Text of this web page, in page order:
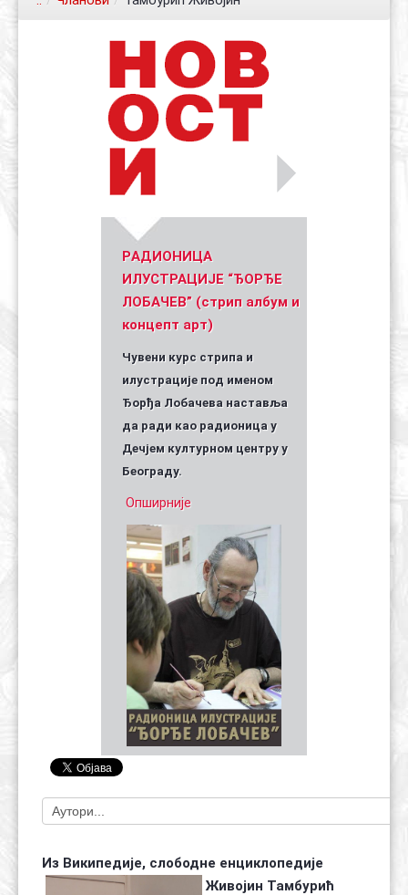
Уметник стрипа и духа Геза Шетет
(Биографија и стрипографија)
PАДИОНИЦА
ИЛУСТРАЦИЈЕ “ЂОРЂЕ
ЛОБАЧЕВ” (стрип албум и
концепт арт)
Чувени курс стрипа и
илустрације под именом
Ђорђа Лобачева наставља
да ради као радионица у
Дечјем културном центру у
Београду.
Опширније
Из Википедије, слободне енциклопедије
Живојин Тамбурић